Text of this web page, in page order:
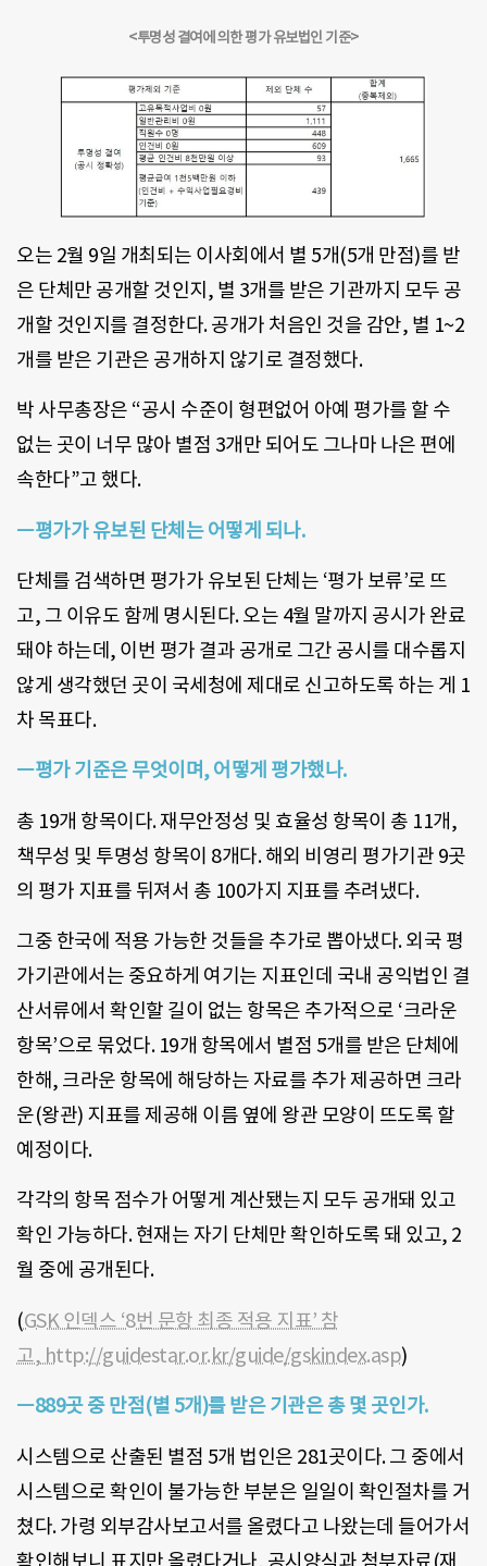
<투명성 결여에 의한 평가 유보법인 기준>
오는 2월 9일 개최되는 이사회에서 별 5개(5개 만점)를 받
은 단체만 공개할 것인지, 별 3개를 받은 기관까지 모두 공
개할 것인지를 결정한다. 공개가 처음인 것을 감안, 별 1~2
개를 받은 기관은 공개하지 않기로 결정했다.
박 사무총장은 “공시 수준이 형편없어 아예 평가를 할 수
없는 곳이 너무 많아 별점 3개만 되어도 그나마 나은 편에
속한다”고 했다.
ㅡ평가가 유보된 단체는 어떻게 되나.
단체를 검색하면 평가가 유보된 단체는 ‘평가 보류’로 뜨
고, 그 이유도 함께 명시된다. 오는 4월 말까지 공시가 완료
돼야 하는데, 이번 평가 결과 공개로 그간 공시를 대수롭지
않게 생각했던 곳이 국세청에 제대로 신고하도록 하는 게 1
차 목표다.
ㅡ평가 기준은 무엇이며, 어떻게 평가했나.
총 19개 항목이다. 재무안정성 및 효율성 항목이 총 11개,
책무성 및 투명성 항목이 8개다. 해외 비영리 평가기관 9곳
의 평가 지표를 뒤져서 총 100가지 지표를 추려냈다.
그중 한국에 적용 가능한 것들을 추가로 뽑아냈다. 외국 평
가기관에서는 중요하게 여기는 지표인데 국내 공익법인 결
산서류에서 확인할 길이 없는 항목은 추가적으로 ‘크라운
항목’으로 묶었다. 19개 항목에서 별점 5개를 받은 단체에
한해, 크라운 항목에 해당하는 자료를 추가 제공하면 크라
운(왕관) 지표를 제공해 이름 옆에 왕관 모양이 뜨도록 할
예정이다.
각각의 항목 점수가 어떻게 계산됐는지 모두 공개돼 있고
확인 가능하다. 현재는 자기 단체만 확인하도록 돼 있고, 2
월 중에 공개된다.
(GSK 인덱스 ‘8번 문항 최종 적용 지표’ 참
고, http://guidestar.or.kr/guide/gskindex.asp)
ㅡ889곳 중 만점(별 5개)를 받은 기관은 총 몇 곳인가.
시스템으로 산출된 별점 5개 법인은 281곳이다.그 중에서
시스템으로 확인이 불가능한 부분은 일일이 확인절차를 거
쳤다.가령 외부감사보고서를 올렸다고 나왔는데 들어가서
확인해보니 표지만 올렸다거나, 공시양식과 첨부자료(재